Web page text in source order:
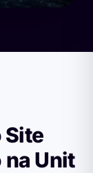
Site
Unit